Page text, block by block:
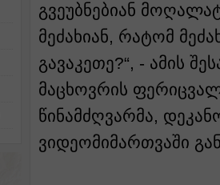
გვეუბნებიან
მეძახიან, რატომ
გავაკეთე?“, - ამის
მაცხოვრის
წინამძღვარმა,
ვიდეომიმართვაში